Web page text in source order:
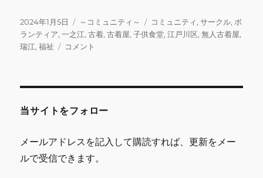
c
e
o
o
k
it
te
ai
l
e m
bl
ai
l
投
稿
日:
2024年1月5日
カ
テ
ゴ
～コミュニティ～
タ
グ
コミュニティ,サークル,ボ
ランティア,一之江,古着,古着屋,子供食堂,江戸川区,無人古着屋,
瑞江,福祉
新
し
め
で
コメント
当サイトをフォロー
メールアドレスを記入して購読すれば、更新をメー
ルで受信できます。